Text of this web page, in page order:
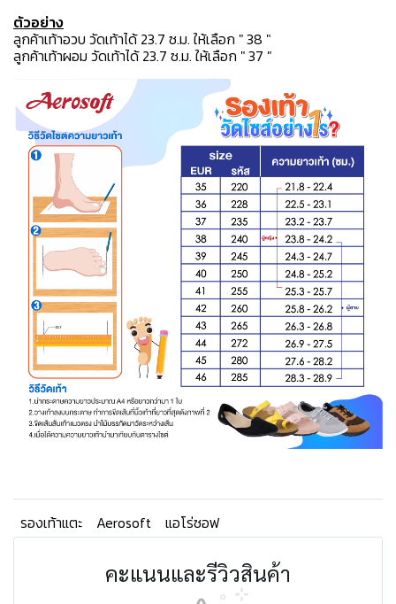
ตัวอย่าง
ลูกค้าเท้าอวบ วัดเท้าได้ 23.7 ซ.ม. ให้เลือก " 38 "
ลูกค้าเท้าผอม วัดเท้าได้ 23.7 ซ.ม. ให้เลือก " 37 "
รองเท้าแตะ Aerosoft แอโร่ซอฟ
คะแนนและรีวิวสินค้า